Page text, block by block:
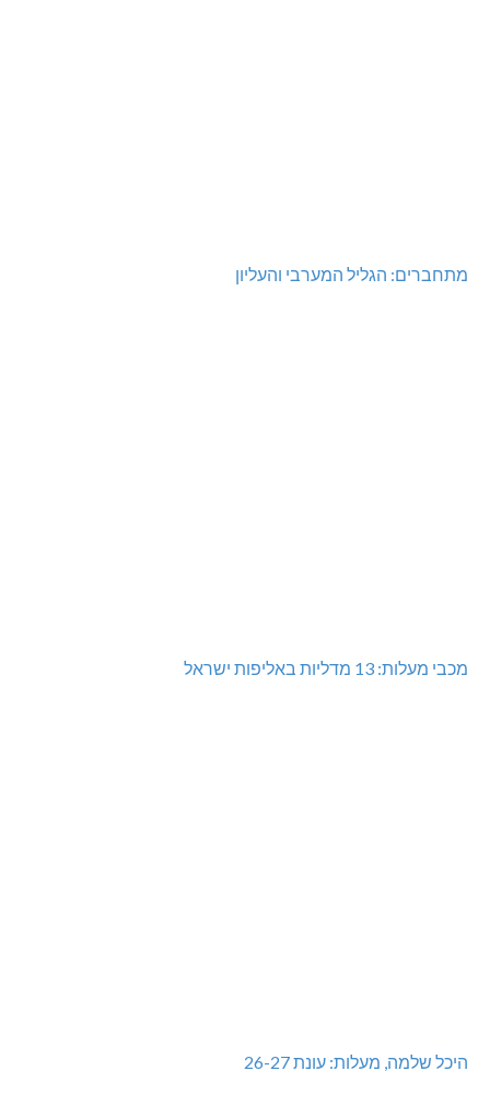
מתחברים: הגליל המערבי והעליון
מכבי מעלות: 13 מדליות באליפות ישראל
היכל שלמה, מעלות: עונת 26-27